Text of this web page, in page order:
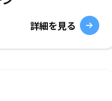
詳細を見る